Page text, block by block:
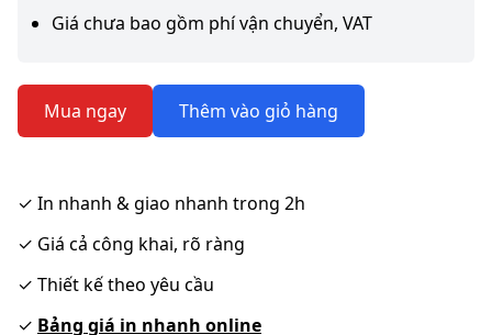
Giá chưa bao gồm phí vận chuyển, VAT
Mua ngay Thêm vào giỏ hàng
✓ In nhanh & giao nhanh trong 2h
✓ Giá cả công khai, rõ ràng
✓ Thiết kế theo yêu cầu
✓ Bảng giá in nhanh online